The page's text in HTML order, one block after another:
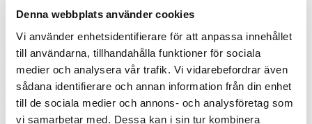
Denna webbplats använder cookies
Vi använder enhetsidentifierare för att anpassa innehållet
till användarna, tillhandahålla funktioner för sociala
medier och analysera vår trafik. Vi vidarebefordrar även
sådana identifierare och annan information från din enhet
till de sociala medier och annons- och analysföretag som
vi samarbetar med. Dessa kan i sin tur kombinera
Flerbostadshusägare
Implementering EPBD/EED: Styrmedel och finansiering för
energirenovering
2026-04-23
Läs